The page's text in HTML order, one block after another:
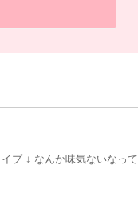
プ ↓ なんか味気ないなって